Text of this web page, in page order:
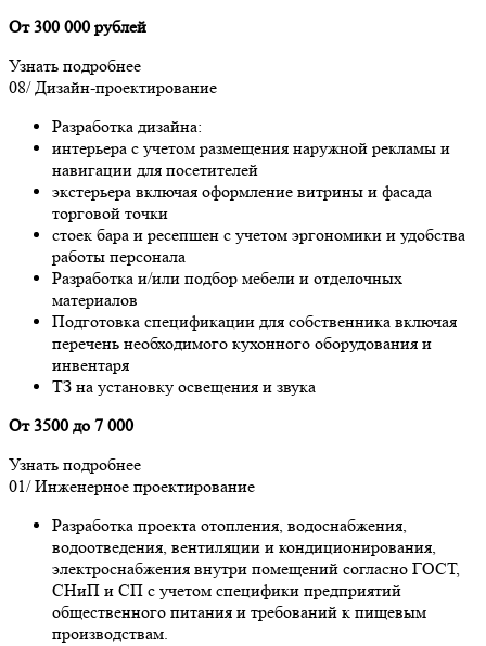
От 300 000 рублей
Узнать подробнее
08/Дизайн-проектирование
Разработка дизайна:
интерьера с учетом размещения наружной рекламы и
навигации для посетителей
экстерьера включая оформление витрины и фасада
торговой точки
стоек бара и ресепшен с учетом эргономики и удобства
работы персонала
Разработка и/или подбор мебели и отделочных
материалов
Подготовка спецификации для собственника включая
перечень необходимого кухонного оборудования и
инвентаря
ТЗ на установку освещения и звука
От 3500 до 7 000
Узнать подробнее
01/Инженерное проектирование
Разработка проекта отопления, водоснабжения,
водоотведения, вентиляции и кондиционирования,
электроснабжения внутри помещений согласно ГОСТ,
СНиП и СП с учетом специфики предприятий
общественного питания и требований к пищевым
производствам.